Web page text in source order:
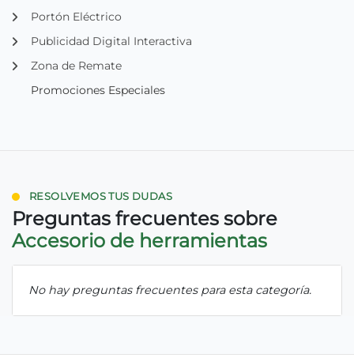
Portón Eléctrico
Publicidad Digital Interactiva
Zona de Remate
Promociones Especiales
RESOLVEMOS TUS DUDAS
Preguntas frecuentes sobre
Accesorio de herramientas
No hay preguntas frecuentes para esta categoría.